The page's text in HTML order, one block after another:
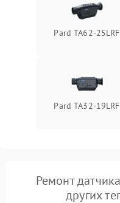
Pard TA62-25LRF
Pard TA32-19LRF
Ремонт
других